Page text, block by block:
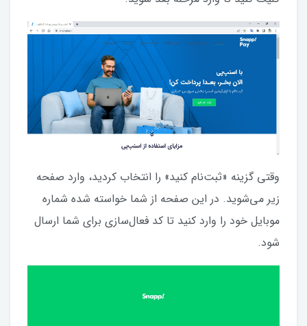
وقتی گزینه «ثبت‌نام کنید» را انتخاب کردید، وارد صفحه
زیر می‌شوید. در این صفحه از شما خواسته شده شماره
موبایل خود را وارد کنید تا کد فعال‌سازی برای شما ارسال
شود.